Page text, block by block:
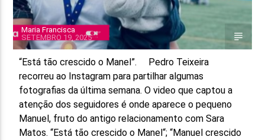
Maria Francisca
SETEMBRO 19, 2025
“Está tão crescido o Manel”. Pedro Teixeira
recorreu ao Instagram para partilhar algumas
fotografias da última semana. O video que captou a
atenção dos seguidores é onde aparece o pequeno
Manuel, fruto do antigo relacionamento com Sara
Matos. “Está tão crescido o Manel“; “Manuel crescido